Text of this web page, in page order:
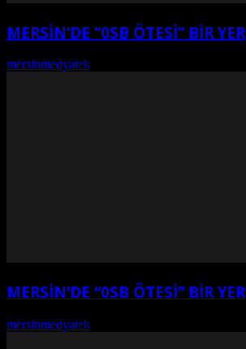
MERSİN’DE “0SB ÖTESİ” BİR YER
mersinmedyatek
MERSİN’DE “0SB ÖTESİ” BİR YER
mersinmedyatek